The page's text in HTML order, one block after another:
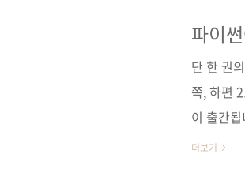
로그래밍
파이
단 한 권
쪽, 하편
이 출간
르게 된
더보기